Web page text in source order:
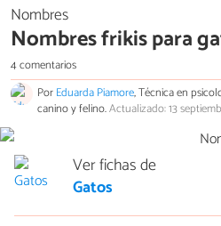
Nombres
Nombres frikis para
4 comentarios
PorEduarda Piamore, Técnica en
canino y felino.Actualizado: 13
Ver fichas de
Gatos